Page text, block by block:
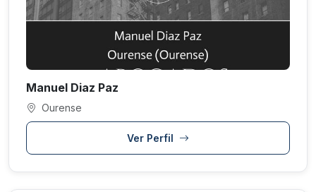
Manuel Diaz Paz
Ourense
Ver Perfil